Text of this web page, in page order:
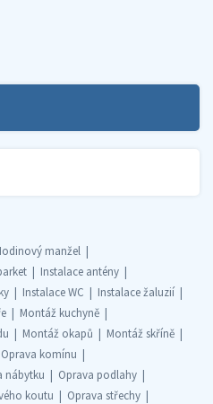
manžel
Instalace antény
Instalace WC
Instalace žaluzií
Montáž kuchyně
Montáž okapů
Montáž skříně
Oprava komínu
nábytku
Oprava podlahy
koutu
Oprava střechy